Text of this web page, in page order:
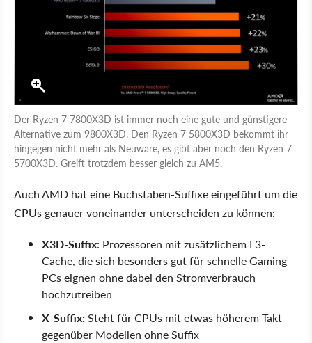
Der Ryzen 7 7800X3D ist immer noch eine gute und günstigere
Alternative zum 9800X3D. Den Ryzen 7 5800X3D bekommt ihr
hingegen nicht mehr als Neuware, es gibt aber noch den Ryzen 7
5700X3D. Greift trotzdem besser gleich zu AM5.
Auch AMD hat eine Buchstaben-Suffixe eingeführt um die
CPUs genauer voneinander unterscheiden zu können:
X3D-Suffix: Prozessoren mit zusätzlichem L3-
Cache, die sich besonders gut für schnelle Gaming-
PCs eignen ohne dabei den Stromverbrauch
hochzutreiben
X-Suffix:Steht für CPUs mit etwas höherem Takt
gegenüber Modellen ohne Suffix